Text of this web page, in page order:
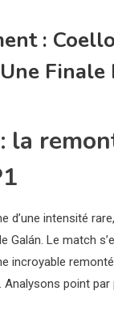
:
la
d’une intensité
Galán. Le match
incroyable
Analysons point